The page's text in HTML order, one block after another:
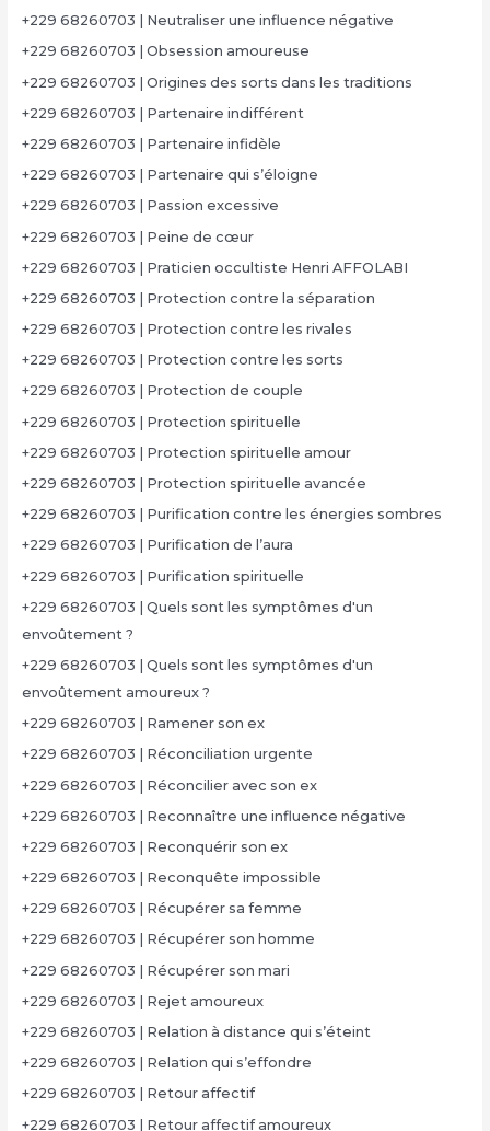
+229 68260703 | Neutraliser une influence négative
+229 68260703 | Obsession amoureuse
+229 68260703 | Origines des sorts dans les traditions
+229 68260703 | Partenaire indifférent
+229 68260703 | Partenaire infidèle
+229 68260703 | Partenaire qui s’éloigne
+229 68260703 | Passion excessive
+229 68260703 | Peine de cœur
+229 68260703 | Praticien occultiste Henri AFFOLABI
+229 68260703 | Protection contre la séparation
+229 68260703 | Protection contre les rivales
+229 68260703 | Protection contre les sorts
+229 68260703 | Protection de couple
+229 68260703 | Protection spirituelle
+229 68260703 | Protection spirituelle amour
+229 68260703 | Protection spirituelle avancée
+229 68260703 | Purification contre les énergies sombres
+229 68260703 | Purification de l’aura
+229 68260703 | Purification spirituelle
+229 68260703 | Quels sont les symptômes d'un
envoûtement ?
+229 68260703 | Quels sont les symptômes d'un
envoûtement amoureux ?
+229 68260703 | Ramener son ex
+229 68260703 | Réconciliation urgente
+229 68260703 | Réconcilier avec son ex
+229 68260703 | Reconnaître une influence négative
+229 68260703 | Reconquérir son ex
+229 68260703 | Reconquête impossible
+229 68260703 | Récupérer sa femme
+229 68260703 | Récupérer son homme
+229 68260703 | Récupérer son mari
+229 68260703 | Rejet amoureux
+229 68260703 | Relation à distance qui s’éteint
+229 68260703 | Relation qui s’effondre
+229 68260703 | Retour affectif
+229 68260703 | Retour affectif amoureux